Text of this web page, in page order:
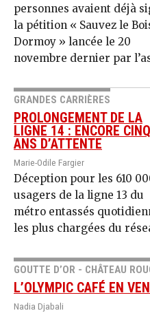
personnes avaient déjà
la pétition « Sauvez le
Dormoy » lancée le 20
novembre dernier par
GRANDES CARRIÈRES
PROLONGEMENT DE LA
LIGNE 14 : ENCORE CINQ
ANS D’ATTENTE
Marie-Odile Fargier
Déception pour les 610
usagers de la ligne 13 du
métro entassés
les plus chargées du
GOUTTE D’OR - CHÂTEAU
L’OLYMPIC CAFÉ EN
Nadia Djabali